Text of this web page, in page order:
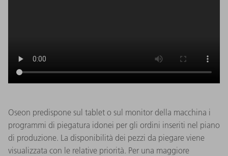
Oseon predispone sul tablet o sul monitor della macchina i
programmi di piegatura idonei per gli ordini inseriti nel piano
di produzione. La disponibilità dei pezzi da piegare viene
visualizzata con le relative priorità. Per una maggiore